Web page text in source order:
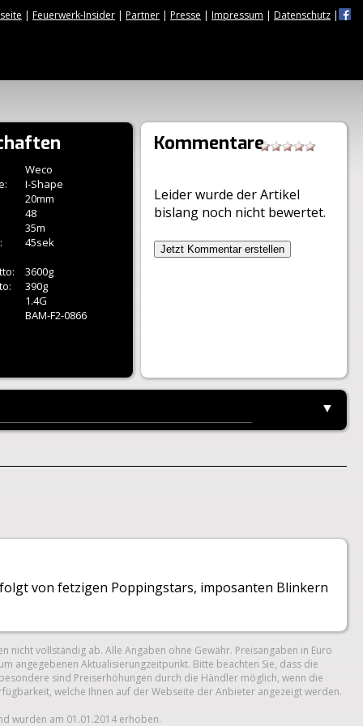
| Feuerwerk-Insider | Partner | Presse | Impressum | Datenschutz |
Weco
I-Shape
20mm
48
35m
45sek
3600g
390g
1.4G
BAM-F2-0866
Kommentare
Leider wurde der Artikel
bislang noch nicht bewertet.
Jetzt Kommentar erstellen
▼
von fetzigen Poppingstars, imposanten Blinkern
vollständig ab. Alle Angaben ohne Gewähr. Preisangaben in Euro
angegebenen Aktualisierungzeitpunkt. Bitte beachten Sie, dass die
sind Preiserhöhungen durch die Händler möglich, wenn die
welche Ihnen auf der Webseite der Anbieter angezeigt werden.
wurden am 01.01.2014 erhoben.